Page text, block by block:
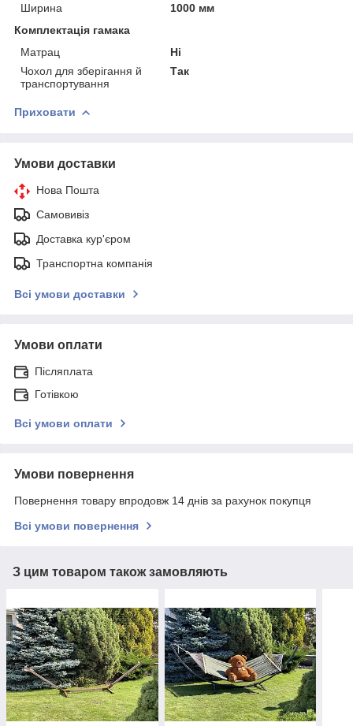
Ширина
1000 мм
Комплектація гамака
Матрац
Ні
Чохол для зберігання й
транспортування
Так
Приховати
Умови доставки
Нова Пошта
Самовивіз
Доставка кур'єром
Транспортна компанія
Всі умови доставки
Умови оплати
Післяплата
Готівкою
Всі умови оплати
Умови повернення
Повернення товару впродовж 14 днів за рахунок покупця
Всі умови повернення
З цим товаром також замовляють